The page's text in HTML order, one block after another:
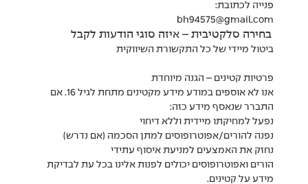
פנייה לכתובת:
bh94575@gmail.com
בחירה סלקטיבית – איזה סוגי הודעות לקבל
ביטול מיידי של כל התקשורת השיווקית
פרטיות קטינים – הגנה מיוחדת
אנו לא אוספים במודע מידע מקטינים מתחת לגיל 16. אם
התברר שנאסף מידע כזה:
נפעל למחיקתו מיידית וללא דיחוי
נפנה להורים/אפוטרופוסים למתן הסכמה (אם נדרש)
נחזק את האמצעים למניעת איסוף עתידי
הורים ואפוטרופוסים יכולים לפנות אלינו בכל עת לבדיקת
מידע על קטינים.